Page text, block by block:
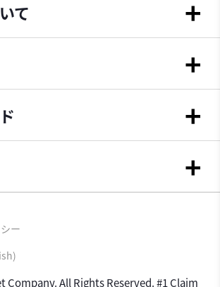
て
Company. All Rights Reserved. #1 Claim
ー